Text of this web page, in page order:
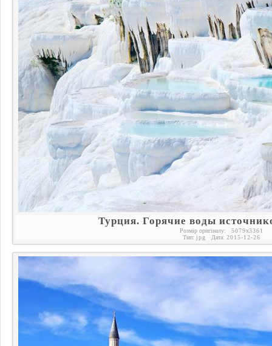
Турция. Горячие воды
Розмір оригіналу: 5079x3361
Тип: jpg Дата: 2015-12-26